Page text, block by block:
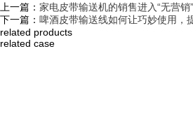
上一篇： 家电皮带输送机的销售进入“无营销
下一篇： 啤酒皮带输送线如何让巧妙使用，
related products
related case